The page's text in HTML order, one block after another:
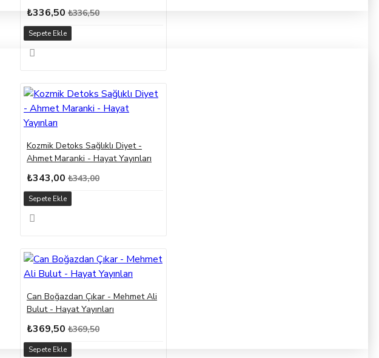
₺336,50 ₺336,50
Sepete Ekle
Kozmik Detoks Sağlıklı Diyet -
Ahmet Maranki - Hayat Yayınları
₺343,00 ₺343,00
Sepete Ekle
Can Boğazdan Çıkar - Mehmet Ali
Bulut - Hayat Yayınları
₺369,50 ₺369,50
Sepete Ekle